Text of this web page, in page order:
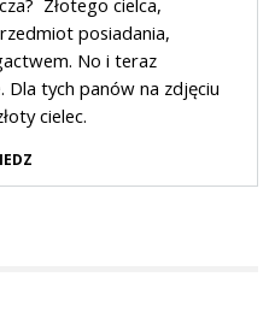
posiadania,
No i teraz
Dla tych panów na zdjęciu
cielec.